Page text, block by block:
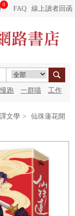
0
FAQ 線上讀者回函
跑 一群喵 工作
文學 >
仙珠蓮花開